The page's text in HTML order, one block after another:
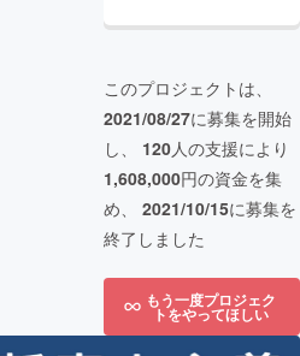
このプロジェクトは、
2021/08/27に募集を開始
し、 120人の支援により
1,608,000円の資金を集
め、 2021/10/15に募集を
終了しました
もう一度プロジェク
トをやってほしい